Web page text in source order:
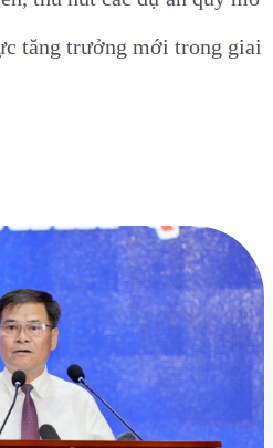
tăng trưởng mới trong giai